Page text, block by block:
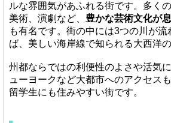
ルな雰囲気があふれる街です。多く
美術、演劇など、 豊かな芸術文化が
も有名です。街の中には3つの川が
ば、美しい海岸線で知られる大西洋
州都ならではの利便性のよさや活気
ューヨークなど大都市へのアクセス
留学生にも住みやすい街です。